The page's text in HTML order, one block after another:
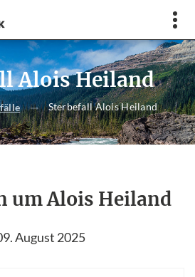
Alois Heiland
Sterbefall Alois Heiland
um Alois Heiland
August 2025